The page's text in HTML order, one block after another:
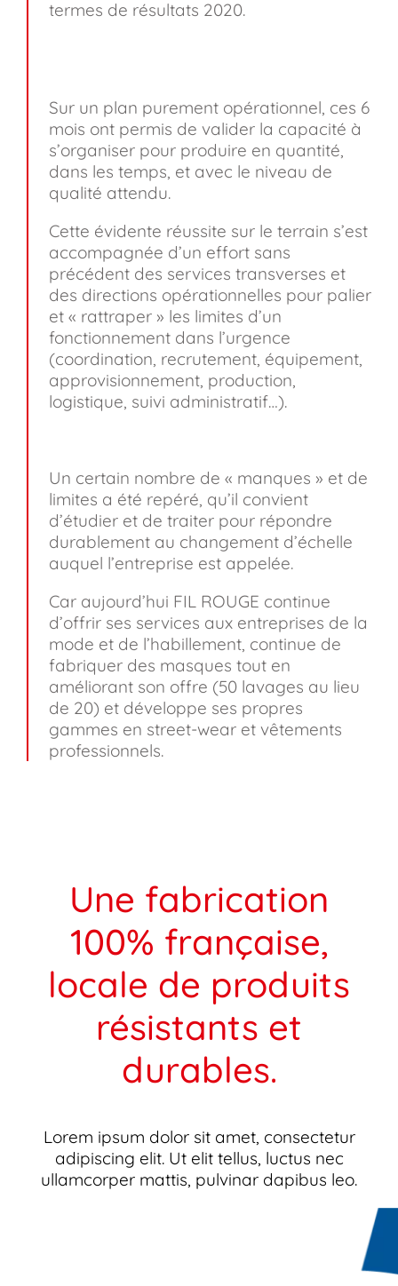
termes de résultats 2020.
Sur un plan purement opérationnel, ces 6
mois ont permis de valider la capacité à
s’organiser pour produire en quantité,
dans les temps, et avec le niveau de
qualité attendu.
Cette évidente réussite sur le terrain s’est
accompagnée d’un effort sans
précédent des services transverses et
des directions opérationnelles pour palier
et « rattraper » les limites d’un
fonctionnement dans l’urgence
(coordination, recrutement, équipement,
approvisionnement, production,
logistique, suivi administratif…).
Un certain nombre de « manques » et de
limites a été repéré, qu’il convient
d’étudier et de traiter pour répondre
durablement au changement d’échelle
auquel l’entreprise est appelée.
Car aujourd’hui FIL ROUGE continue
d’offrir ses services aux entreprises de la
mode et de l’habillement, continue de
fabriquer des masques tout en
améliorant son offre (50 lavages au lieu
de 20) et développe ses propres
gammes en street-wear et vêtements
professionnels.
Une fabrication
100% française,
locale de produits
résistants et
durables.
Lorem ipsum dolor sit amet, consectetur
adipiscing elit. Ut elit tellus, luctus nec
ullamcorper mattis, pulvinar dapibus leo.